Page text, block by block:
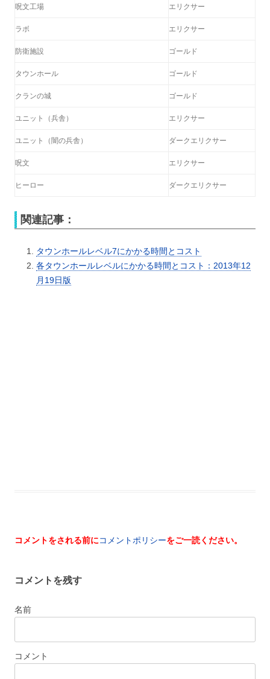
呪文工場 エリクサー
ラボ エリクサー
防衛施設 ゴールド
タウンホール ゴールド
クランの城 ゴールド
ユニット（兵舎） エリクサー
ユニット（闇の兵舎） ダークエリクサー
呪文 エリクサー
ヒーロー ダークエリクサー
関連記事：
タウンホールレベル7にかかる時間とコスト
各タウンホールレベルにかかる時間とコスト：2013年12
月19日版
コメントをされる前にコメントポリシーをご一読ください。
コメントを残す
名前
コメント